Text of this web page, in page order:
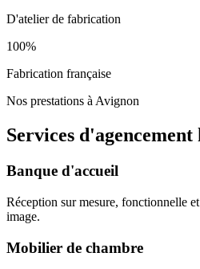
D'atelier de fabrication
100%
Fabrication française
Nos prestations à Avignon
Services d'agencement
Banque d'accueil
Réception sur mesure, fonctionnelle
image.
Mobilier de chambre